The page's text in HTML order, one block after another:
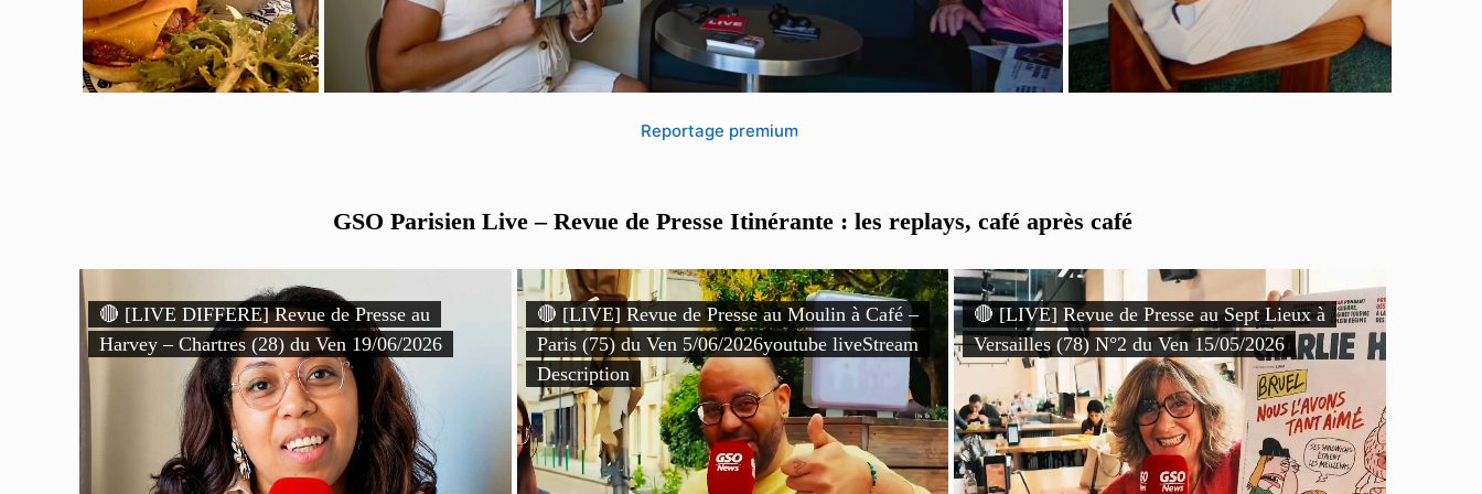
Reportage premium
GSO Parisien Live – Revue de Presse Itinérante : les replays, café après café
🔴 [LIVE DIFFERE] Revue de Presse au
Harvey – Chartres (28) du Ven 19/06/2026
🔴 [LIVE] Revue de Presse au Moulin à Café –
Paris (75) du Ven 5/06/2026youtube liveStream
Description
🔴 [LIVE] Revue de Presse au Sept Lieux à
Versailles (78) N°2 du Ven 15/05/2026